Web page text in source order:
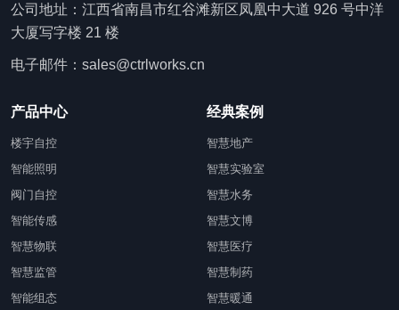
公司地址：江西省南昌市红谷滩新区凤凰中大道 926 号中洋
大厦写字楼 21 楼
电子邮件：sales@ctrlworks.cn
产品中心
楼宇自控
智能照明
阀门自控
智能传感
智慧物联
智慧监管
智能组态
经典案例
智慧地产
智慧实验室
智慧水务
智慧文博
智慧医疗
智慧制药
智慧暖通